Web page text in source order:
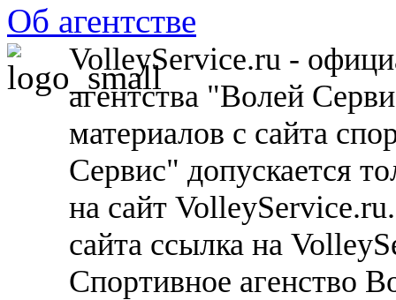
Об агентстве
VolleyService.ru -
агентства "Волей
материалов с сайта
Сервис" допускается
на сайт
сайта ссылка на
Спортивное агенство